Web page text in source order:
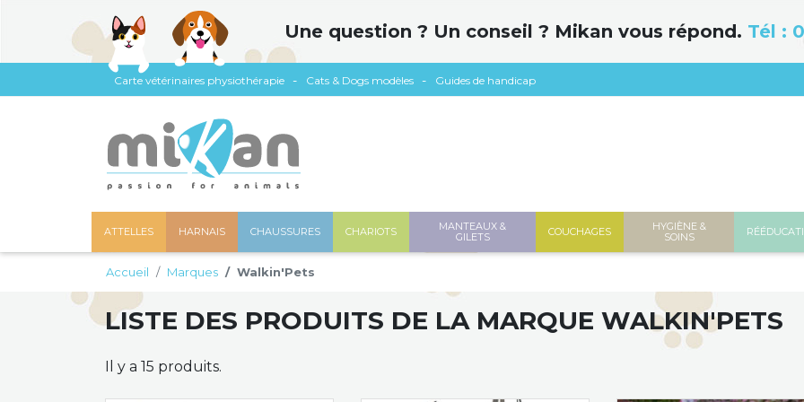
Une question ? Un conseil ? Mikan vous répond. Tél :
Carte vétérinaires physiothérapie Cats & Dogs modèles Guides de handicap
ATTELLES HARNAIS CHAUSSURES CHARIOTS
MANTEAUX &
GILETS
COUCHAGES
HYGIÈNE &
SOINS
Accueil Marques Walkin'Pets
LISTE DES PRODUITS DE LA MARQUE WALKIN'PETS
Il y a 15 produits.
Panneau de gestion des cookies